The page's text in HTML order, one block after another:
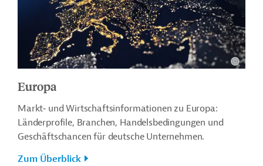
Europa
Markt‑ und Wirtschaftsinformationen zu Europa:
Länderprofile, Branchen, Handelsbedingungen und
Geschäftschancen für deutsche Unternehmen.
Zum Überblick